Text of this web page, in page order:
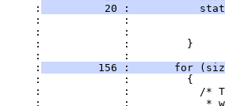
:
20 :
:             :
:             :
:             :         }
:             :
:
156 :       for
:             :         {
:             :           /*
:             :            *